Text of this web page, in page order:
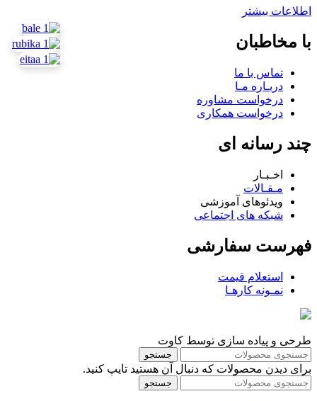
اطلاعات بیشتر
با مخاطبان
تماس با ما
دربـاره مـا
درخواست مشاوره
درخواست همکاری
چند رسانه ای
اخـبـار
مـقـالات
ویدئوهای آموزشی
شبکه های اجتماعی
فهرست سفارشی
استعلام قیمت
نمـونه کارهـا
طرحی و پیاده سازی توسط کاوت
جستجو
برای دیدن محصولات که دنبال آن هستید تایپ کنید.
جستجو